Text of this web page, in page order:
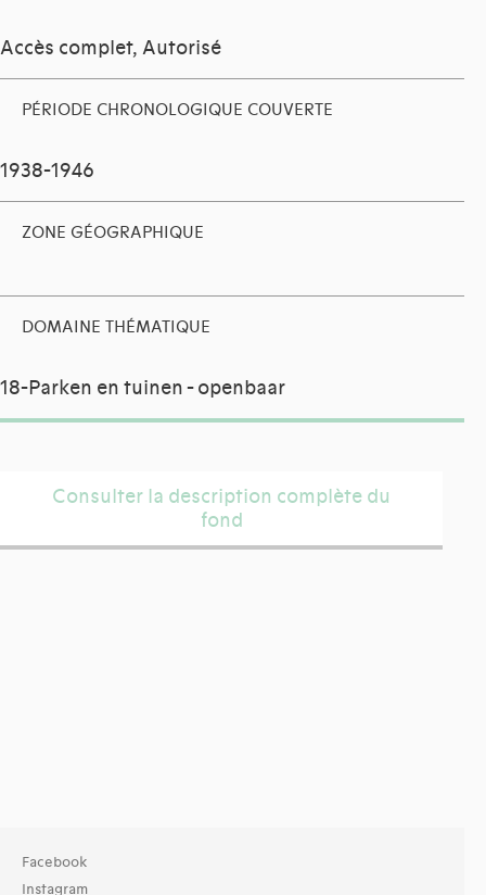
Accès complet, Autorisé
PÉRIODE CHRONOLOGIQUE COUVERTE
1938-1946
ZONE GÉOGRAPHIQUE
DOMAINE THÉMATIQUE
18-Parken en tuinen - openbaar
Consulter la description complète du
fond
Facebook
Instagram